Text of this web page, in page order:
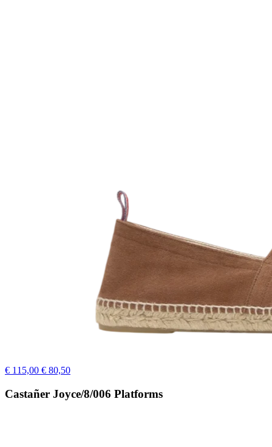
€ 115,00 € 80,50
Castañer Joyce/8/006 Platforms